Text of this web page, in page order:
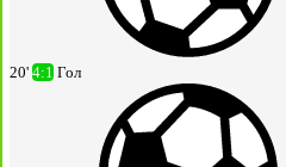
20' 4:1 Гол